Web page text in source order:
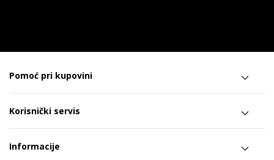
Pomoć pri kupovini
Korisnički servis
Informacije